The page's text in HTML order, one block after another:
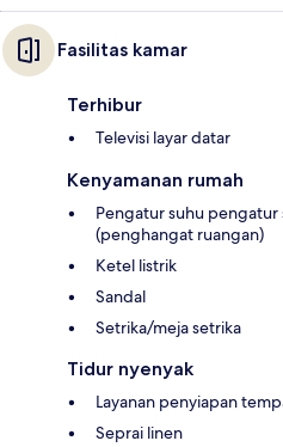
Fasilitas kamar
Terhibur
Televisi layar datar
Kenyamanan rumah
Pengatur suhu pengatur
(penghangat ruangan)
Ketel listrik
Sandal
Setrika/meja setrika
Tidur nyenyak
Layanan penyiapan
Seprai linen